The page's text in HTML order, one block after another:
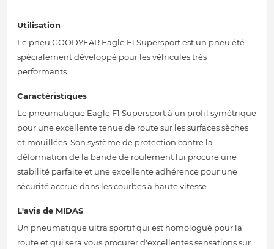
Utilisation
Le pneu GOODYEAR Eagle F1 Supersport est un pneu été
spécialement développé pour les véhicules très
performants.
Caractéristiques
Le pneumatique Eagle F1 Supersport à un profil symétrique
pour une excellente tenue de route sur les surfaces sèches
et mouillées. Son système de protection contre la
déformation de la bande de roulement lui procure une
stabilité parfaite et une excellente adhérence pour une
sécurité accrue dans les courbes à haute vitesse.
L'avis de MIDAS
Un pneumatique ultra sportif qui est homologué pour la
route et qui sera vous procurer d'excellentes sensations sur